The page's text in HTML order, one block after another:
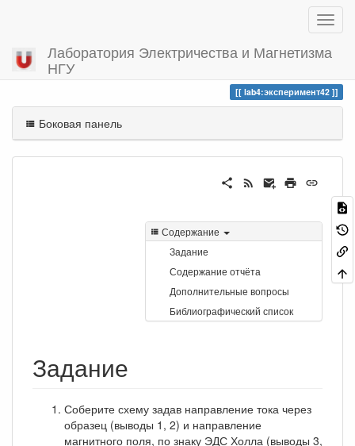
Лаборатория Электричества и Магнетизма
НГУ
Вы посетили
lab4:эксперимент42
Боковая панель
Содержание
Задание
Содержание отчёта
Дополнительные вопросы
Библиографический список
Задание
Соберите схему задав направление тока через
образец (выводы 1, 2) и направление
магнитного поля, по знаку ЭДС Холла (выводы 3,